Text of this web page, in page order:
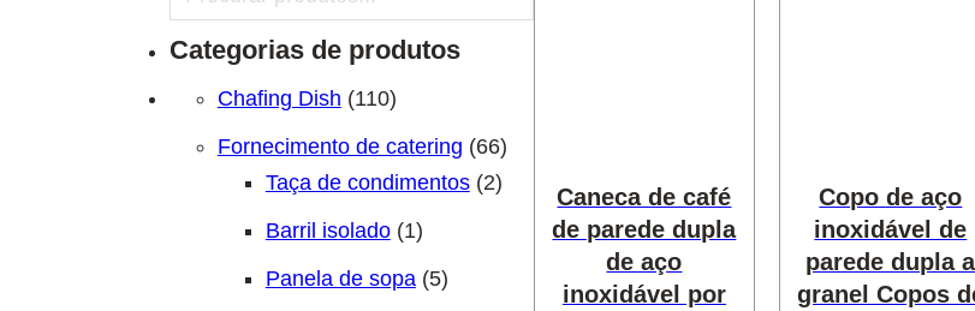
Categorias de produtos
Chafing Dish 110110 produtos
Fornecimento de catering 6666 produtos
Taça de condimentos 22 produtos
Barril isolado 11 produto
Panela de sopa 55 produtos
Caneca de café
de parede dupla
de aço
inoxidável por
Copo de aço
inoxidável de
parede dupla a
granel Copos